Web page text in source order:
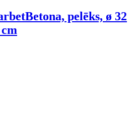
Betona, pelēks, ø 32